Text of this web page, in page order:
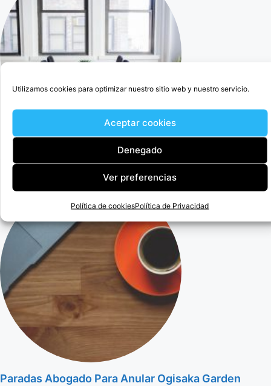
Utilizamos cookies para optimizar nuestro sitio web y nuestro servicio.
Aceptar cookies
Denegado
Ver preferencias
Política de cookiesPolítica de Privacidad
Cercedilla Abogado Para Anular Ogisaka Garden
Paradas Abogado Para Anular Ogisaka Garden